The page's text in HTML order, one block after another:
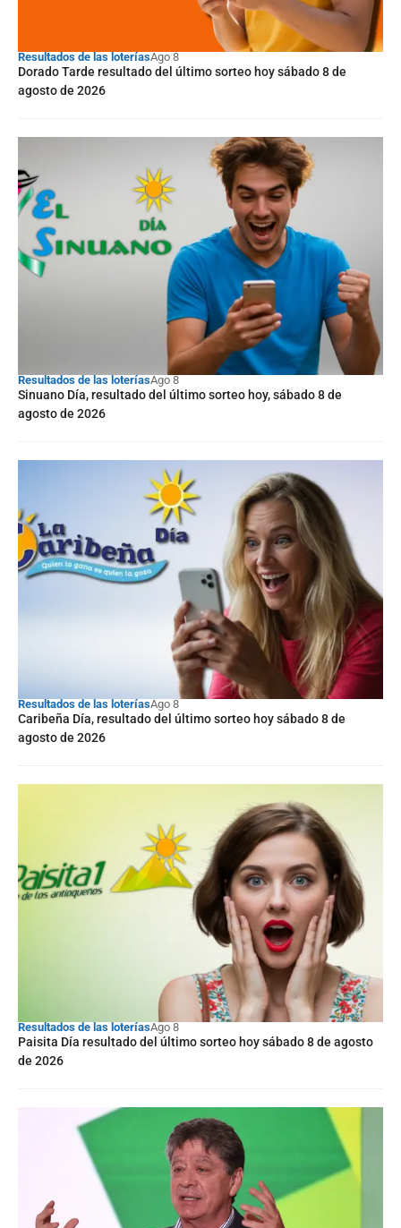
Resultados de las loteríasAgo 8
Dorado Tarde resultado del último sorteo hoy sábado 8 de
agosto de 2026
Resultados de las loteríasAgo 8
Sinuano Día, resultado del último sorteo hoy, sábado 8 de
agosto de 2026
Resultados de las loteríasAgo 8
Caribeña Día, resultado del último sorteo hoy sábado 8 de
agosto de 2026
Resultados de las loteríasAgo 8
Paisita Día resultado del último sorteo hoy sábado 8 de agosto
de 2026